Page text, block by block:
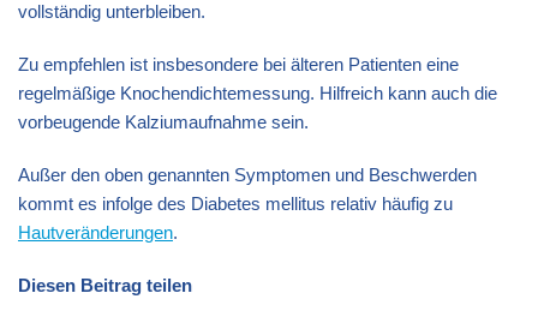
vollständig unterbleiben.
Zu empfehlen ist insbesondere bei älteren Patienten eine
regelmäßige Knochendichtemessung. Hilfreich kann auch die
vorbeugende Kalziumaufnahme sein.
Außer den oben genannten Symptomen und Beschwerden
kommt es infolge des Diabetes mellitus relativ häufig zu
Hautveränderungen.
Diesen Beitrag teilen